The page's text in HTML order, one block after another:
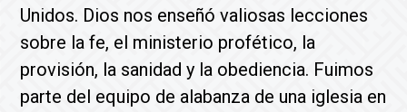
Unidos. Dios nos enseñó valiosas lecciones
sobre la fe, el ministerio profético, la
provisión, la sanidad y la obediencia. Fuimos
parte del equipo de alabanza de una iglesia en